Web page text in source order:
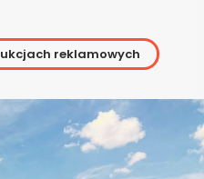
reklamowych